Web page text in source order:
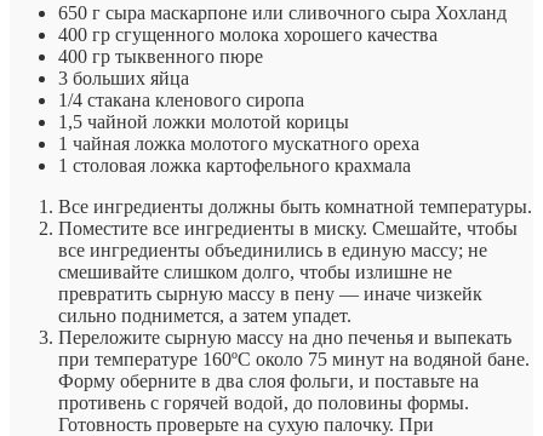
650 г сыра маскарпоне или сливочного сыра Хохланд
400 гр сгущенного молока хорошего качества
400 гр тыквенного пюре
3 больших яйца
1/4 стакана кленового сиропа
1,5 чайной ложки молотой корицы
1 чайная ложка молотого мускатного ореха
1 столовая ложка картофельного крахмала
Все ингредиенты должны быть комнатной температуры.
Поместите все ингредиенты в миску. Смешайте, чтобы
все ингредиенты объединились в единую массу; не
смешивайте слишком долго, чтобы излишне не
превратить сырную массу в пену — иначе чизкейк
сильно поднимется, а затем упадет.
Переложите сырную массу на дно печенья и выпекать
при температуре 160ºC около 75 минут на водяной бане.
Форму оберните в два слоя фольги, и поставьте на
противень с горячей водой, до половины формы.
Готовность проверьте на сухую палочку. При